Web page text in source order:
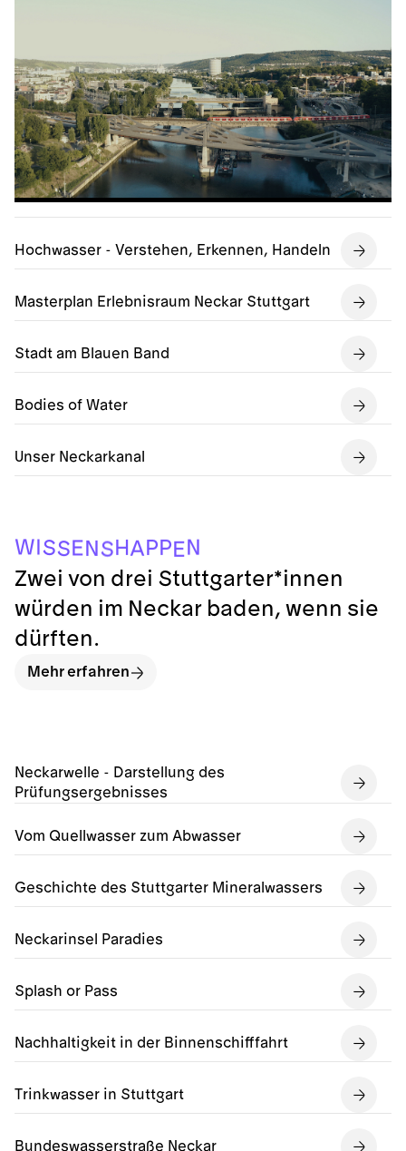
Hochwasser - Verstehen, Erkennen, Handeln
Masterplan Erlebnisraum Neckar Stuttgart
Stadt am Blauen Band
Bodies of Water
Unser Neckarkanal
Neckarwelle - Darstellung des
Prüfungsergebnisses
Vom Quellwasser zum Abwasser
Geschichte des Stuttgarter Mineralwassers
Neckarinsel Paradies
Splash or Pass
Nachhaltigkeit in der Binnenschifffahrt
Trinkwasser in Stuttgart
Bundeswasserstraße Neckar
WISSE N SHAPPEN
Zwei von drei Stuttgarter*innen
würden im Neckar baden, wenn sie
dürften.
Mehr erfahren